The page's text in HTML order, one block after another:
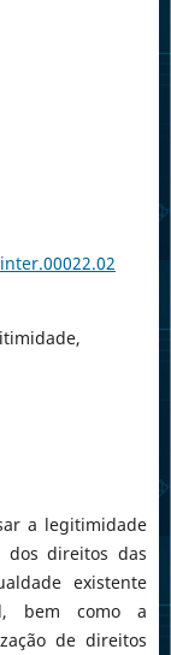
a legitimidade
dos direitos das
existente
bem como a
de direitos